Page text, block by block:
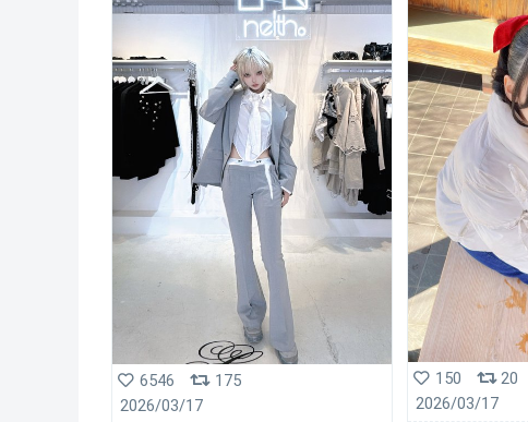
6546
175
2026/03/17
150
20
2026/03/17